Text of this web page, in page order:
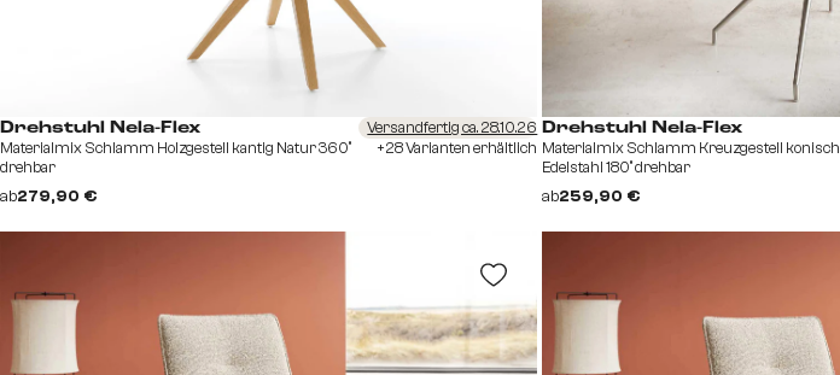
Drehstuhl Nela-Flex
Materialmix Schlamm Holzgestell kantig Natur 360°
drehbar
ab279,90 €
Versandfertig ca. 28.10.26
+28 Varianten erhältlich
Drehstuhl Nela-Flex
Materialmix Schlamm Kreuzgestell konisch
Edelstahl 180° drehbar
ab259,90 €